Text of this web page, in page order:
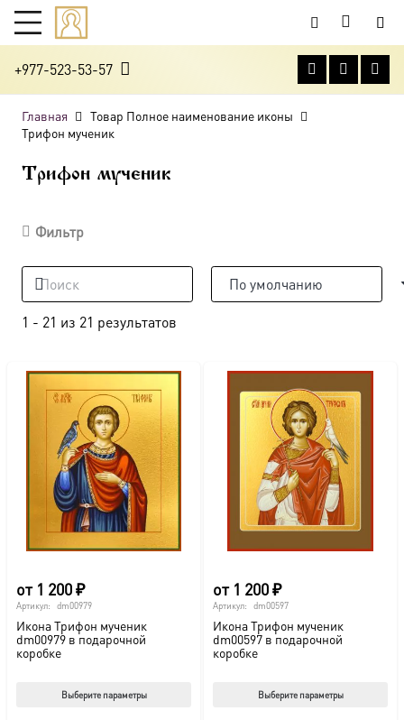
+977-523-53-57
Главная
Товар Полное наименование иконы
Трифон мученик
Трифон мученик
Фильтр
1 - 21 из 21 результатов
от 1 200₽
Артикул: dm00979
Икона Трифон мученик
dm00979 в подарочной
коробке
Выберите параметры
от 1 200₽
Артикул: dm00597
Икона Трифон мученик
dm00597 в подарочной
коробке
Выберите параметры